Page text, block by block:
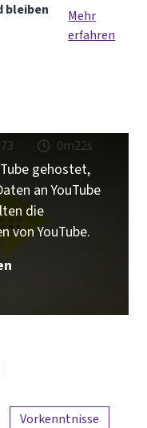
bleiben
Mehr
erfahren
73 0m22s
gehostet,
an YouTube
die
von YouTube.
Vorkenntnisse